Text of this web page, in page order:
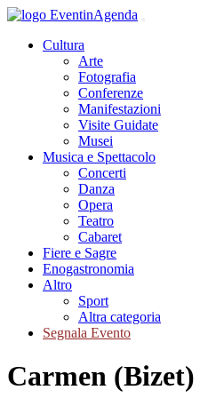
Cultura
Arte
Fotografia
Conferenze
Manifestazioni
Visite Guidate
Musei
Musica e Spettacolo
Concerti
Danza
Opera
Teatro
Cabaret
Fiere e Sagre
Enogastronomia
Altro
Sport
Altra categoria
Segnala Evento
Carmen (Bizet)